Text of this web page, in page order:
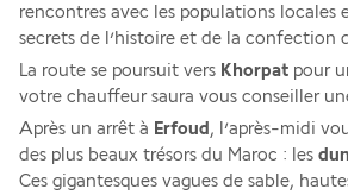
rencontres avec les populations locales
secrets de l’histoire et de la confection
La route se poursuit vers Khorpat pour
votre chauffeur saura vous conseiller
Après un arrêt à Erfoud , l’après-midi
des plus beaux trésors du Maroc : les
Ces gigantesques vagues de sable,